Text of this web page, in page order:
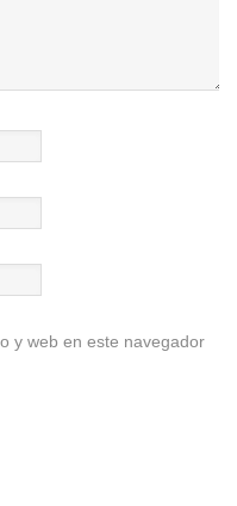
y web en este navegador